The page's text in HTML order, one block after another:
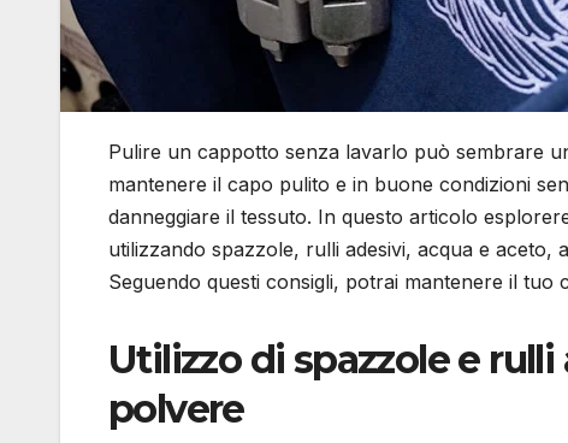
Pulire un cappotto senza lavarlo può sembrare
mantenere il capo pulito e in buone condizioni
danneggiare il tessuto. In questo articolo
utilizzando spazzole, rulli adesivi, acqua e aceto,
Seguendo questi consigli, potrai mantenere il
Utilizzo di spazzole e
polvere